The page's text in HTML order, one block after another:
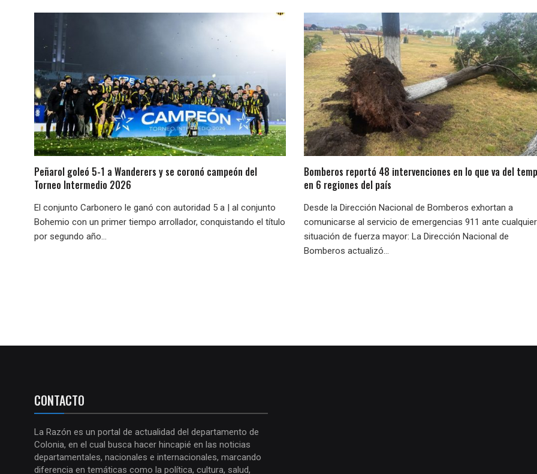
Peñarol goleó 5-1 a Wanderers y se coronó campeón del
Torneo Intermedio 2026
El conjunto Carbonero le ganó con autoridad 5 a | al conjunto
Bohemio con un primer tiempo arrollador, conquistando el título
por segundo año...
Bomberos reportó 48 intervenciones en lo que va del
en 6 regiones del país
Desde la Dirección Nacional de Bomberos exhortan a
comunicarse al servicio de emergencias 911 ante cualquier
situación de fuerza mayor: La Dirección Nacional de
Bomberos actualizó...
CONTACTO
La Razón es un portal de actualidad del departamento de
Colonia, en el cual busca hacer hincapié en las noticias
departamentales, nacionales e internacionales, marcando
diferencia en temáticas como la política, cultura, salud,